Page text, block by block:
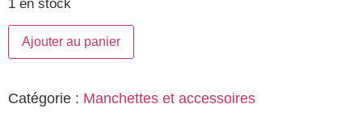
1 en stock
Ajouter au panier
Catégorie : Manchettes et accessoires